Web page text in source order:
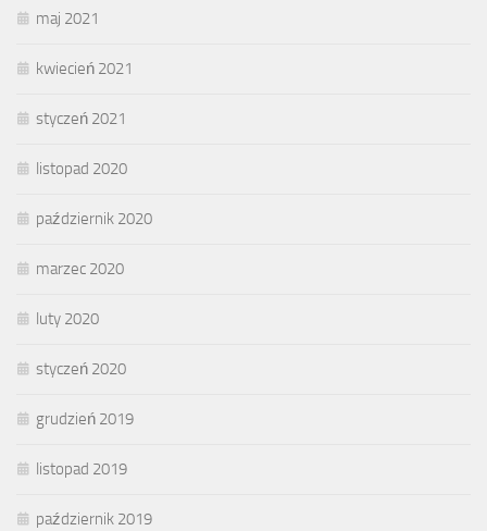
maj 2021
kwiecień 2021
styczeń 2021
listopad 2020
październik 2020
marzec 2020
luty 2020
styczeń 2020
grudzień 2019
listopad 2019
październik 2019